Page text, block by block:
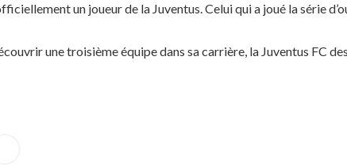
un joueur de la Juventus. Celui qui a joué la série
une troisième équipe dans sa carrière, la Juventus FC